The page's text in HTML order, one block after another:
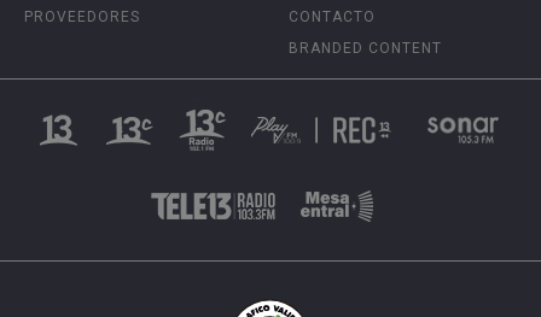
PROVEEDORES
CONTACTO
BRANDED CONTENT